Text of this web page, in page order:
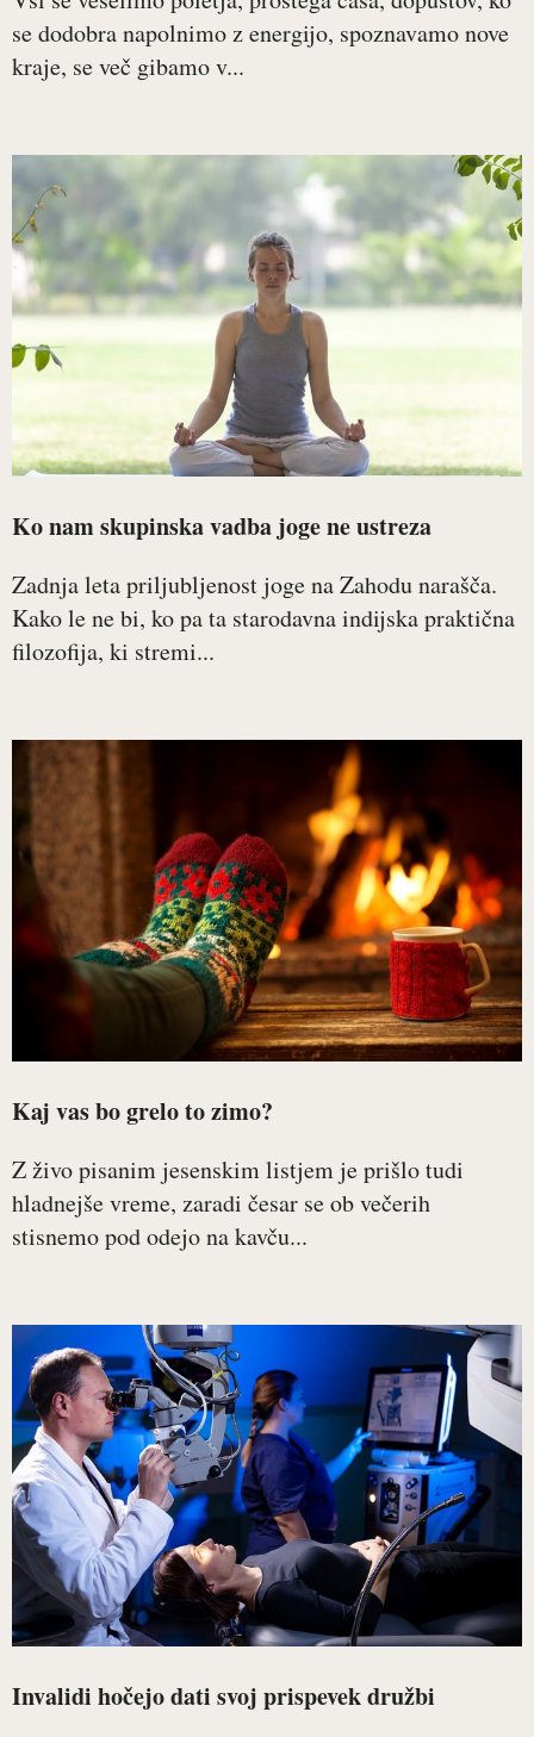
se dodobra napolnimo z energijo, spoznavamo nove
kraje, se več gibamo v...
Ko nam skupinska vadba joge ne ustreza
Zadnja leta priljubljenost joge na Zahodu narašča.
Kako le ne bi, ko pa ta starodavna indijska praktična
filozofija, ki stremi...
Kaj vas bo grelo to zimo?
Z živo pisanim jesenskim listjem je prišlo tudi
hladnejše vreme, zaradi česar se ob večerih
stisnemo pod odejo na kavču...
Invalidi hočejo dati svoj prispevek družbi